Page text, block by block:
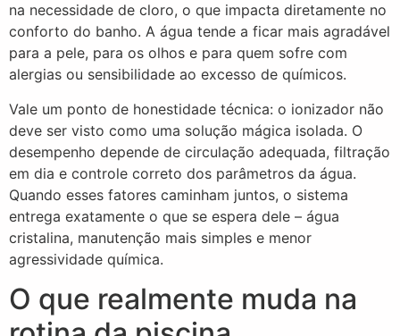
na necessidade de cloro, o que impacta diretamente no
conforto do banho. A água tende a ficar mais agradável
para a pele, para os olhos e para quem sofre com
alergias ou sensibilidade ao excesso de químicos.
Vale um ponto de honestidade técnica: o ionizador não
deve ser visto como uma solução mágica isolada. O
desempenho depende de circulação adequada, filtração
em dia e controle correto dos parâmetros da água.
Quando esses fatores caminham juntos, o sistema
entrega exatamente o que se espera dele – água
cristalina, manutenção mais simples e menor
agressividade química.
O que realmente muda na